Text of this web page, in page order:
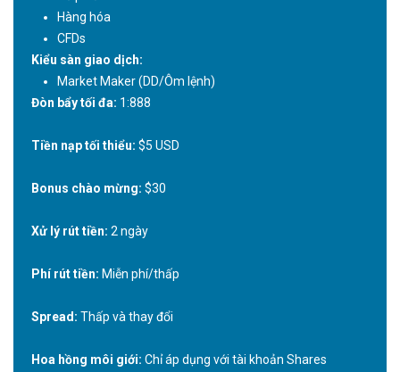
Hàng hóa
CFDs
Kiểu sàn giao dịch:
Market Maker (DD/Ôm lệnh)
Đòn bẩy tối đa: 1:888
Tiền nạp tối thiểu: $5 USD
Bonus chào mừng: $30
Xử lý rút tiền: 2 ngày
Phí rút tiền: Miễn phí/thấp
Spread: Thấp và thay đổi
Hoa hồng môi giới: Chỉ áp dụng với tài khoản Shares